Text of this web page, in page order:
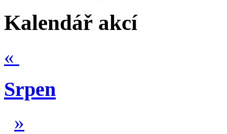
Kalendář akcí
«
Srpen
»